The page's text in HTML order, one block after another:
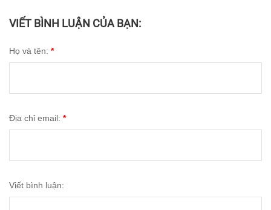
VIẾT BÌNH LUẬN CỦA BẠN:
Họ và tên: *
Địa chỉ email: *
Viết bình luận: